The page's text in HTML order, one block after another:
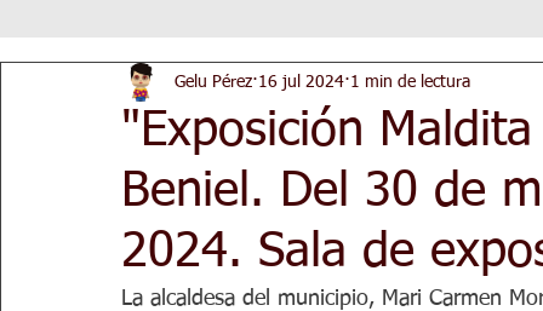
"Exposición
Beniel. Del 30 de
2024. Sala de
Gelu Pérez 16 jul 2024 1 min de lectura
La alcaldesa del municipio, Mari Carmen